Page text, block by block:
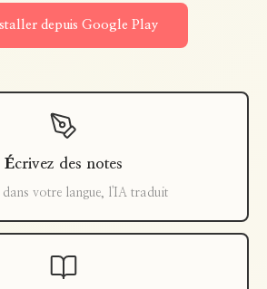
depuis Google Play
Écrivez des notes
dans votre langue, l'IA traduit